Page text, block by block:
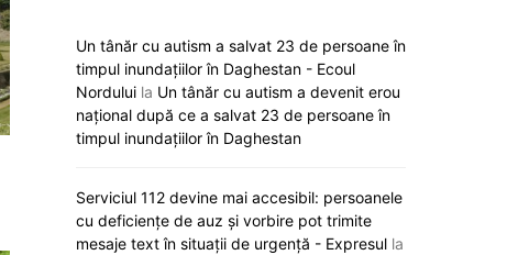
Un tânăr cu autism a salvat 23 de persoane în
timpul inundațiilor în Daghestan - Ecoul
Nordului la Un tânăr cu autism a devenit erou
național după ce a salvat 23 de persoane în
timpul inundațiilor în Daghestan
Serviciul 112 devine mai accesibil: persoanele
cu deficiențe de auz și vorbire pot trimite
mesaje text în situații de urgență - Expresul la